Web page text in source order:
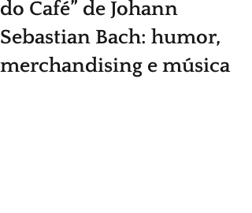
do Café” de Johann
Sebastian Bach: humor,
merchandising e música